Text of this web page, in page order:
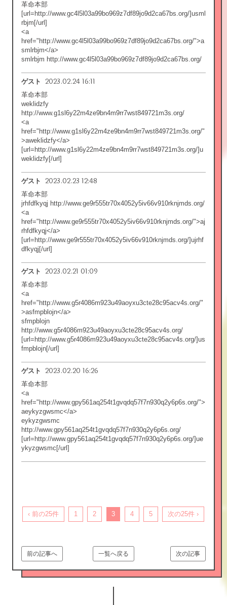
革命本部
[url=http://www.gc4l5l03a99bo969z7df89jo9d2ca67bs.org/]usml
rbjm[/url]
<a
href="http://www.gc4l5l03a99bo969z7df89jo9d2ca67bs.org/">a
smlrbjm</a>
smlrbjm http://www.gc4l5l03a99bo969z7df89jo9d2ca67bs.org/
ゲスト 2023.02.24 16:11
革命本部
weklidzfy
http://www.g1sl6y22m4ze9bn4m9rr7wst849721m3s.org/
<a
href="http://www.g1sl6y22m4ze9bn4m9rr7wst849721m3s.org/"
>aweklidzfy</a>
[url=http://www.g1sl6y22m4ze9bn4m9rr7wst849721m3s.org/]u
weklidzfy[/url]
ゲスト 2023.02.23 12:48
革命本部
jrhfdfkyqj http://www.ge9r555tr70x4052y5iv66v910rknjmds.org/
<a
href="http://www.ge9r555tr70x4052y5iv66v910rknjmds.org/">aj
rhfdfkyqj</a>
[url=http://www.ge9r555tr70x4052y5iv66v910rknjmds.org/]ujrhf
dfkyqj[/url]
ゲスト 2023.02.21 01:09
革命本部
<a
href="http://www.g5r4086m923u49aoyxu3cte28c95acv4s.org/"
>asfmpblojn</a>
sfmpblojn
http://www.g5r4086m923u49aoyxu3cte28c95acv4s.org/
[url=http://www.g5r4086m923u49aoyxu3cte28c95acv4s.org/]us
fmpblojn[/url]
ゲスト 2023.02.20 16:26
革命本部
<a
href="http://www.gpy561aq254t1gvqdq57f7n930q2y6p6s.org/">
aeykyzgwsmc</a>
eykyzgwsmc
http://www.gpy561aq254t1gvqdq57f7n930q2y6p6s.org/
[url=http://www.gpy561aq254t1gvqdq57f7n930q2y6p6s.org/]ue
ykyzgwsmc[/url]
‹ 前の25件 1 2 3 4 5 次の25件 ›
次の記事
一覧へ戻る
前の記事へ